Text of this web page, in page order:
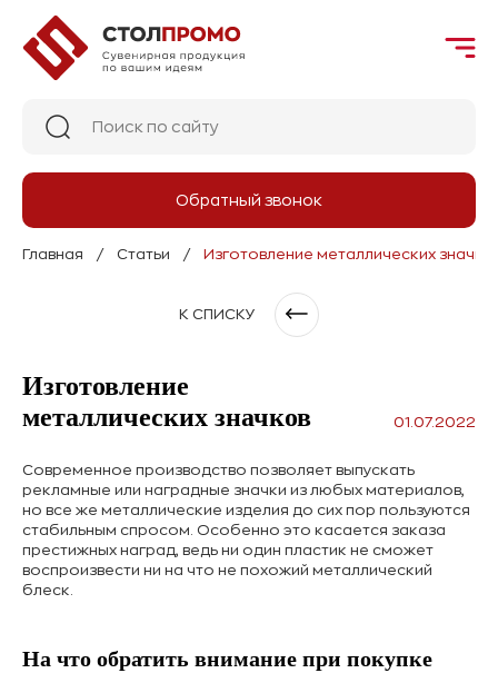
Обратный звонок
Главная Статьи Изготовление металлических
К СПИСКУ
Изготовление
металлических значков
01.07.2022
Современное производство позволяет выпускать
рекламные или наградные значки из любых материалов,
но все же металлические изделия до сих пор пользуются
стабильным спросом. Особенно это касается заказа
престижных наград, ведь ни один пластик не сможет
воспроизвести ни на что не похожий металлический
блеск.
На что обратить внимание при покупке